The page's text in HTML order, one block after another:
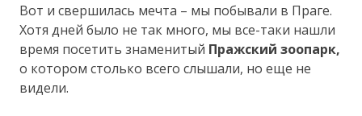
Вот и свершилась мечта – мы побывали в Праге.
Хотя дней было не так много, мы все-таки нашли
время посетить знаменитый Пражский зоопарк,
о котором столько всего слышали, но еще не
видели.